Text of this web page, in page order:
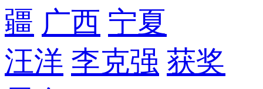
疆 广西 宁夏
汪洋 李克强 获奖